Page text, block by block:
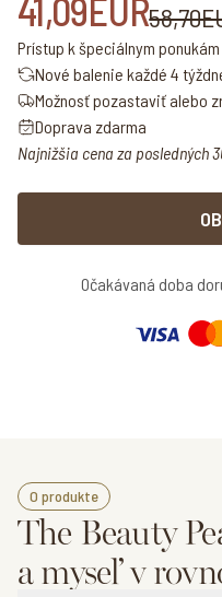
41,09EUR
Prístup k špeciálnym
Nové balenie každé 4
Možnosť pozastaviť alebo
Doprava zdarma
Najnižšia cena za posledných
Očakávaná doba
O produkte
The Beauty
a myseľ v